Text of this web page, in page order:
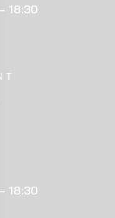
18:30
18:30